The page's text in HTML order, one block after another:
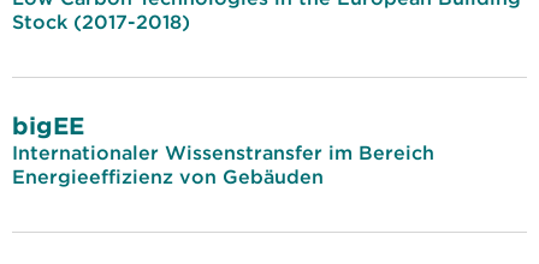
Stock (2017-2018)
bigEE
Internationaler Wissenstransfer im Bereich
Energieeffizienz von Gebäuden